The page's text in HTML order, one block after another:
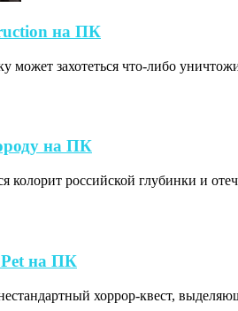
на ПКBuilding
на
может захотеться что-либо
на ПКШашки
Городу
колорит российской глубинки и
на ПКCat
Evilхоррор-квест,